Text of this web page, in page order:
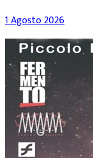
1 Agosto 2026